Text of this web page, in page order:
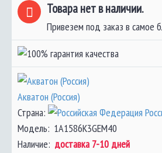
Товара нет в наличии.
Привезем под заказ в самое
Акватон (Россия)
Страна:
Модель: 1A1586K3GEM40
Наличие: доставка 7-10 дней